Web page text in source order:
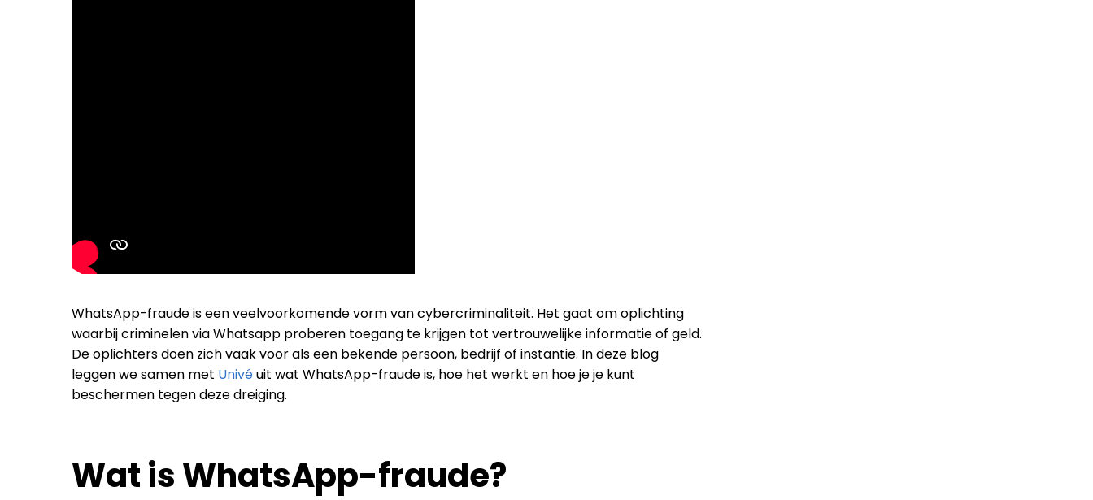
WhatsApp-fraude is een veelvoorkomende vorm van cybercriminaliteit. Het gaat om oplichting
waarbij criminelen via Whatsapp proberen toegang te krijgen tot vertrouwelijke informatie of geld.
De oplichters doen zich vaak voor als een bekende persoon, bedrijf of instantie. In deze blog
leggen we samen met Univéuit wat WhatsApp-fraude is, hoe het werkt en hoe je je kunt
beschermen tegen deze dreiging.
Wat is WhatsApp-fraude?